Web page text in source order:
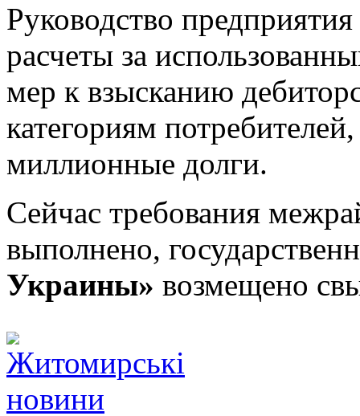
Руководство
расчеты за
мер к взысканию
категориям
миллионные долги.
Сейчас требования
выполнено,
Украины» возмещено